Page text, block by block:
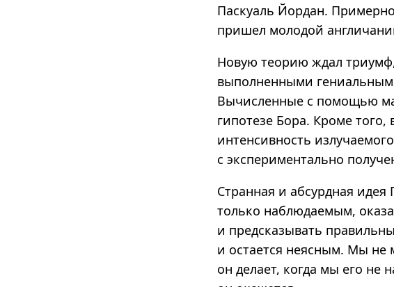
Паскуаль Йордан.
пришел молодой
Новую теорию ждал
выполненными
Вычисленные с помощью
гипотезе Бора. Кроме
интенсивность
с экспериментально
Странная и абсурдная
только наблюдаемым,
и предсказывать
и остается неясным. Мы не
он делает, когда мы его